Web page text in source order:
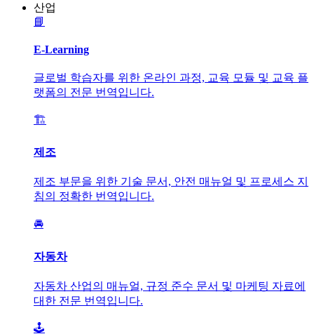
산업
📘
E-Learning
글로벌 학습자를 위한 온라인 과정, 교육 모듈 및 교육 플
랫폼의 전문 번역입니다.
🏗️
제조
제조 부문을 위한 기술 문서, 안전 매뉴얼 및 프로세스 지
침의 정확한 번역입니다.
🚘
자동차
자동차 산업의 매뉴얼, 규정 준수 문서 및 마케팅 자료에
대한 전문 번역입니다.
🕹️